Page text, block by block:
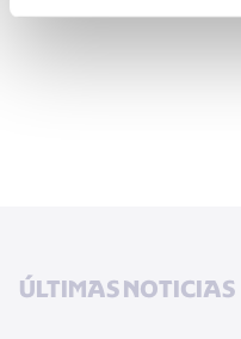
ÚLTIMAS NOTICIAS